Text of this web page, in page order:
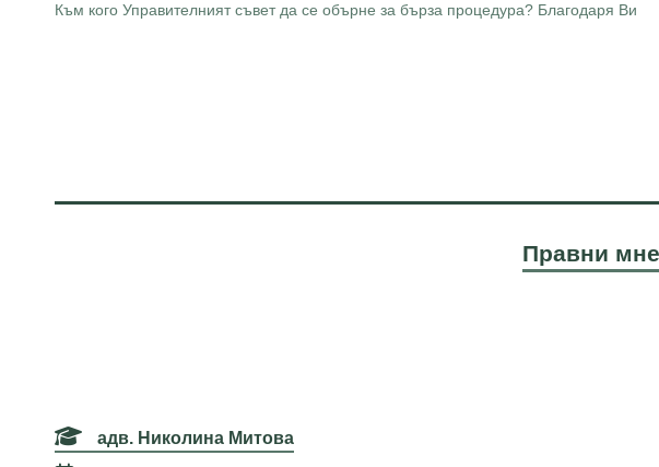
Към кого Управителният съвет да се обърне за бърза процедура? Благодаря Ви
Правни
адв. Николина Митова